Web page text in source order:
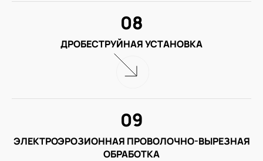
ДРОБЕСТРУЙНАЯ УСТАНОВКА
08
ЭЛЕКТРОЭРОЗИОННАЯ ПРОВОЛОЧНО-ВЫРЕЗНАЯ
ОБРАБОТКА
09